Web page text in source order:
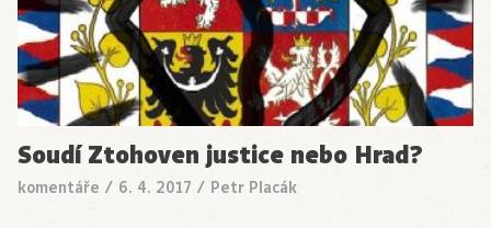
Soudí Ztohoven justice nebo Hrad?
komentáře / 6. 4. 2017 / Petr Placák